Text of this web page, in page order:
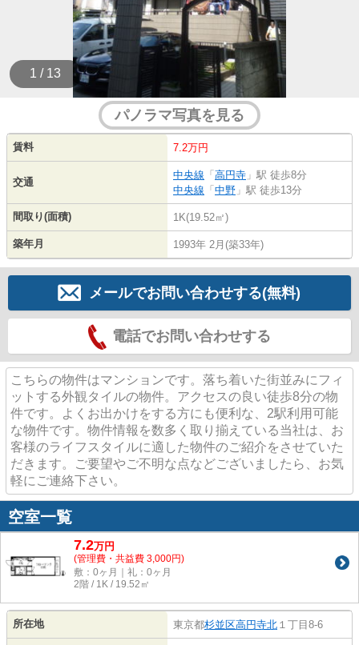
1 / 13
パノラマ写真を見る
賃料 7.2万円
交通
中央線 「 高円寺 」駅 徒歩8分
中央線 「 中野 」駅 徒歩13分
間取り(面積) 1K(19.52㎡)
築年月 1993年 2月(築33年)
メールでお問い合わせする(無料)
電話でお問い合わせする
こちらの物件はマンションです。落ち着いた街並みにフィ
ットする外観タイルの物件。アクセスの良い徒歩8分の物
件です。よくお出かけをする方にも便利な、2駅利用可能
な物件です。物件情報を数多く取り揃えている当社は、お
客様のライフスタイルに適した物件のご紹介をさせていた
だきます。ご要望やご不明な点などございましたら、お気
軽にご連絡下さい。
空室一覧
7.2万円
(管理費・共益費 3,000円)
敷：0ヶ月｜礼：0ヶ月
2階 / 1K / 19.52㎡
所在地 東京都杉並区高円寺北 １丁目8-6